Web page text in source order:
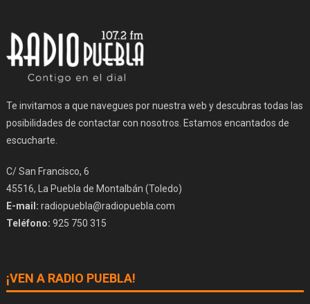
Te invitamos a que navegues por nuestra web y descubras todas las
posibilidades de contactar con nosotros. Estamos encantados de
escucharte.
C/ San Francisco, 6
45516, La Puebla de Montalbán (Toledo)
E-mail: radiopuebla@radiopuebla.com
Teléfono: 925 750 315
¡VEN A RADIO PUEBLA!